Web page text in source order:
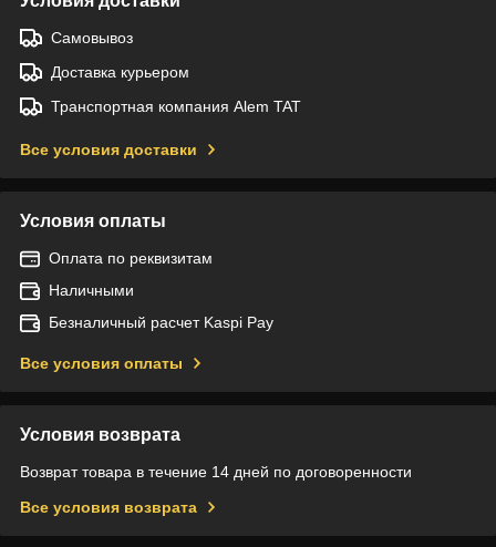
Самовывоз
Доставка курьером
Транспортная компания Alem TAT
Все условия доставки
Условия оплаты
Оплата по реквизитам
Наличными
Безналичный расчет Kaspi Pay
Все условия оплаты
Условия возврата
Возврат товара в течение 14 дней по договоренности
Все условия возврата